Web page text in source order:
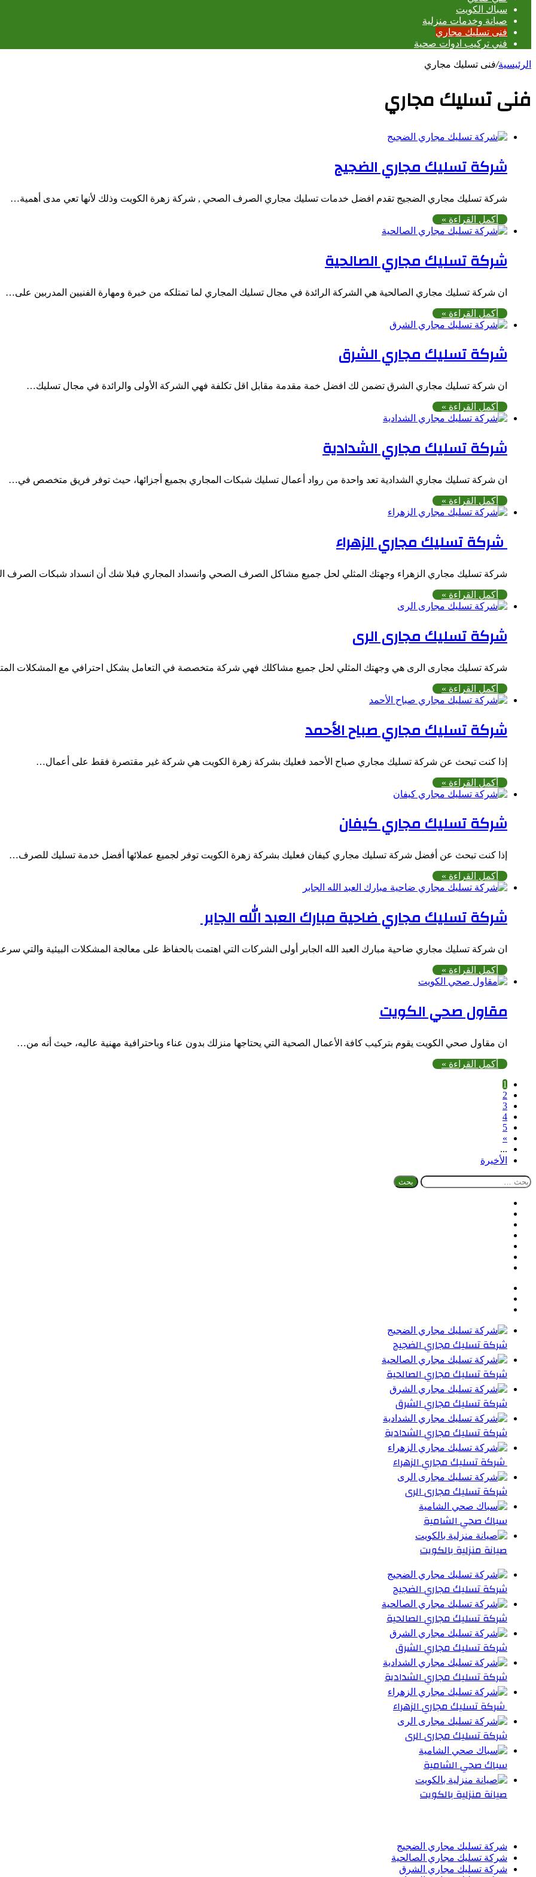
سباك الكويت
صيانة وخدمات منزلية
فنى تسليك مجاري
فني تركيب ادوات صحية
الرئيسية/فنى تسليك مجاري
فنى تسليك مجاري
شركة تسليك مجاري الضجيج
شركة تسليك مجاري الضجيج تقدم افضل خدمات تسليك مجاري الصرف الصحي , شركة زهرة الكويت وذلك لأنها تعي مدى أهمية…
أكمل القراءة »
شركة تسليك مجاري الصالحية
ان شركة تسليك مجاري الصالحية هي الشركة الرائدة في مجال تسليك المجاري لما تمتلكه من خبرة ومهارة الفنيين المدربين على…
أكمل القراءة »
شركة تسليك مجاري الشرق
ان شركة تسليك مجاري الشرق تضمن لك افضل خمة مقدمة مقابل اقل تكلفة فهي الشركة الأولى والرائدة في مجال تسليك…
أكمل القراءة »
شركة تسليك مجاري الشدادية
ان شركة تسليك مجاري الشدادية تعد واحدة من رواد أعمال تسليك شبكات المجاري بجميع أجزائها، حيث توفر فريق متخصص في…
أكمل القراءة »
شركة تسليك مجاري الزهراء
شركة تسليك مجاري الزهراء وجهتك المثلي لحل جميع مشاكل الصرف الصحي وانسداد المجاري فبلا شك أن انسداد شبكات
أكمل القراءة »
شركة تسليك مجارى الرى
شركة تسليك مجارى الرى هي وجهتك المثلي لحل جميع مشاكلك فهي شركة متخصصة في التعامل بشكل احترافي مع المشكلات
أكمل القراءة »
شركة تسليك مجاري صباح الأحمد
إذا كنت تبحث عن شركة تسليك مجاري صباح الأحمد فعليك بشركة زهرة الكويت هي شركة غير مقتصرة فقط على أعمال…
أكمل القراءة »
شركة تسليك مجاري كيفان
إذا كنت تبحث عن أفضل شركة تسليك مجاري كيفان فعليك بشركة زهرة الكويت توفر لجميع عملائها أفضل خدمة تسليك للصرف…
أكمل القراءة »
شركة تسليك مجاري ضاحية مبارك العبد الله الجابر
ان شركة تسليك مجاري ضاحية مبارك العبد الله الجابر أولى الشركات التي اهتمت بالحفاظ على معالجة المشكلات البيئية والتي
أكمل القراءة »
مقاول صحي الكويت
ان مقاول صحي الكويت يقوم بتركيب كافة الأعمال الصحية التي يحتاجها منزلك بدون عناء وباحترافية مهنية عاليه، حيث أنه من…
أكمل القراءة »
1
2
3
4
5
»
...
الأخيرة
البحث
شركة تسليك مجاري الضجيج
شركة تسليك مجاري الصالحية
شركة تسليك مجاري الشرق
شركة تسليك مجاري الشدادية
شركة تسليك مجاري الزهراء
شركة تسليك مجارى الرى
سباك صحي الشامية
صيانة منزلية بالكويت
شركة تسليك مجاري الضجيج
شركة تسليك مجاري الصالحية
شركة تسليك مجاري الشرق
شركة تسليك مجاري الشدادية
شركة تسليك مجاري الزهراء
شركة تسليك مجارى الرى
سباك صحي الشامية
صيانة منزلية بالكويت
شركة تسليك مجاري الضجيج
شركة تسليك مجاري الصالحية
شركة تسليك مجاري الشرق